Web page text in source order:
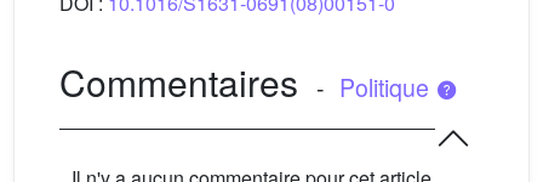
Commentaires - Politique